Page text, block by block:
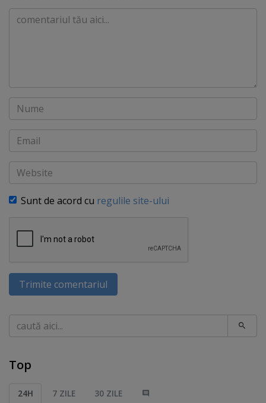
Comentariu
Nume
Email
Website
Sunt de acord cu regulile site-ului
Trimite comentariul
Caută
Top
24H 7 ZILE 30 ZILE